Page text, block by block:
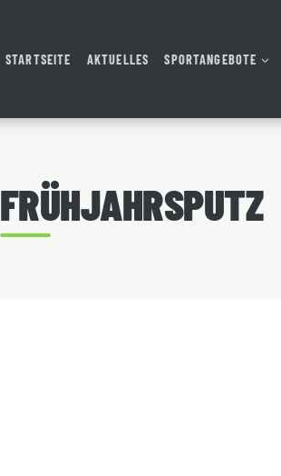
STARTSEITE AKTUELLES SPORTANGEBOTE
FRÜHJAHRSPUTZ